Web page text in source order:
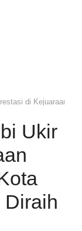
di Kejuaraan
Ukir
Diraih